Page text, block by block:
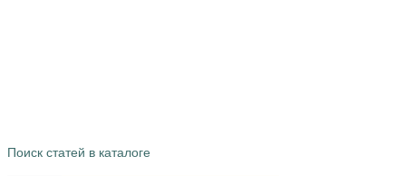
Поиск статей в каталоге